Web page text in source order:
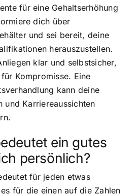
für eine Gehaltserhöhung
dich über
und sei bereit, deine
herauszustellen.
klar und selbstsicher,
Kompromisse. Eine
kann deine
und Karriereaussichten
ein gutes
persönlich?
für jeden etwas
für die einen auf die Zahlen